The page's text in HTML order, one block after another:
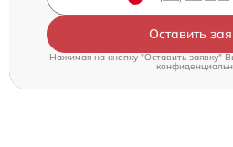
Оставить
Нажимая на кнопку "Оставить заявку"